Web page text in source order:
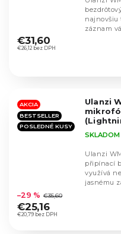
hodnotenie
produktu
hviezdičiek.
€26,12 bez DPH
€31,60
najnovšiu
záznam
AKCIA
BESTSELLER
POSLEDNÉ KUSY
Ulanzi
hodnotenie
produktu
je
SKLADOM
€20,79 bez DPH
–29 % €35,60
€25,16
Ulanzi
připínací
využívá
jasnému